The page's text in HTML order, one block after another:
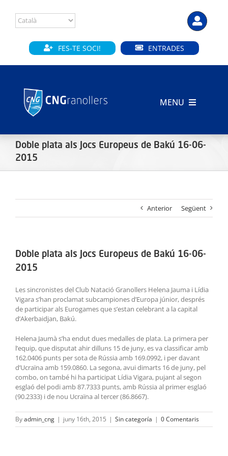
content
FES-TE SOCI! ENTRADES
MENU
CLUB
SERVEIS
INFANTS
BLOG
EMPRESES
CONTACTE
TREBALLA AMB NOSALTRES!
Doble plata als Jocs Europeus de Bakú 16-06-
2015
Anterior Següent
Doble plata als Jocs Europeus de Bakú 16-06-
2015
Les sincronistes del Club Natació Granollers Helena Jauma i Lídia
Vigara s’han proclamat subcampiones d’Europa júnior, després
de participar als Eurogames que s’estan celebrant a la capital
d’Akerbaidjan, Bakú.
Helena Jaumà s’ha endut dues medalles de plata. La primera per
l’equip, que disputat ahir dilluns 15 de juny, es va classificar amb
162.0406 punts per sota de Rússia amb 169.0992, i per davant
d’Ucraïna amb 159.0860. La segona, avui dimarts 16 de juny, pel
combo, on també hi ha participat Lídia Vigara, pujant al segon
esglaó del podi amb 87.7333 punts, amb Rússia al primer esglaó
(90.2333) i de nou Ucraïna al tercer (86.8667).
Byadmin_cng | juny 16th, 2015 | Sin categoría | 0 Comentaris